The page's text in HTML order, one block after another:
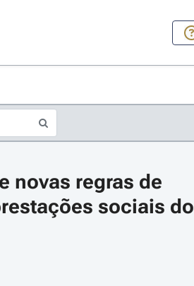
novas regras de
sociais do